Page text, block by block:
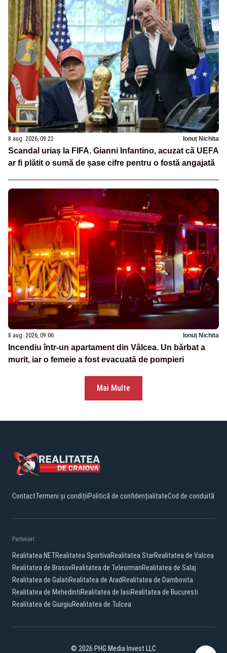
8 aug. 2026, 09:22 Ionuț Nichita
Scandal uriaș la FIFA. Gianni Infantino, acuzat că UEFA
ar fi plătit o sumă de șase cifre pentru o fostă angajată
8 aug. 2026, 09:06 Ionuț Nichita
Incendiu într-un apartament din Vâlcea. Un bărbat a
murit, iar o femeie a fost evacuată de pompieri
Mai Multe
ContactTermeni și condițiiPolitică de confidențialitateCod de conduită
Parteneri:
Realitatea.NETRealitatea SportivaRealitatea StarRealitatea de Valcea
Realitatea de BrasovRealitatea de TeleormanRealitatea de Salaj
Realitatea de GalatiRealitatea de Arad Realitatea de Dambovita
Realitatea de MehedintiRealitatea de IasiRealitatea de Bucuresti
Realitatea de GiurgiuRealitatea de Tulcea
© 2026 PHG Media Invest LLC